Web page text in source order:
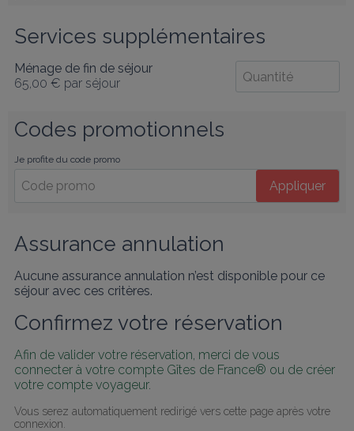
Services supplémentaires
Ménage de fin de séjour
65,00 € par séjour
Codes promotionnels
Je profite du code promo
Appliquer
Assurance annulation
Aucune assurance annulation n’est disponible pour ce
séjour avec ces critères.
Confirmez votre réservation
Afin de valider votre réservation, merci de vous
connecter à votre compte Gîtes de France® ou de créer
votre compte voyageur.
Vous serez automatiquement redirigé vers cette page après votre
connexion.